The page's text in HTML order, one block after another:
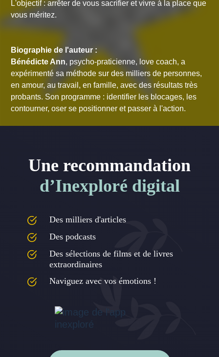
L'objectif : arrêter de vous sacrifier et vivre à la place que
vous méritez.
Biographie de l'auteur :
Bénédicte Ann, psycho-praticienne, love coach, a
expérimenté sa méthode sur des milliers de personnes,
en amour, au travail, en famille, avec des résultats très
probants. Son programme : identifier les blocages, les
contourner, oser se positionner et passer à l'action.
Une recommandation
d’Inexploré digital
Des milliers d'articles
Des podcasts
Des sélections de films et de livres
extraordinaires
Naviguez avec vos émotions !